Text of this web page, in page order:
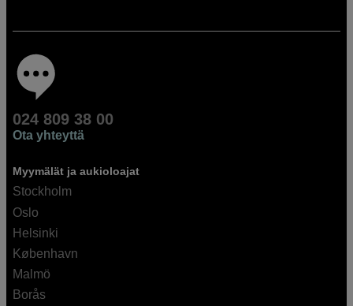
024 809 38 00
Ota yhteyttä
Myymälät ja aukioloajat
Stockholm
Oslo
Helsinki
København
Malmö
Borås